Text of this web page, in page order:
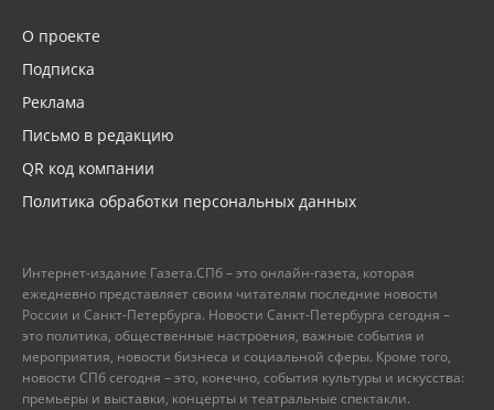
О проекте
Подписка
Реклама
Письмо в редакцию
QR код компании
Политика обработки персональных данных
Интернет-издание Газета.СПб – это онлайн-газета, которая
ежедневно представляет своим читателям последние новости
России и Санкт-Петербурга. Новости Санкт-Петербурга сегодня –
это политика, общественные настроения, важные события и
мероприятия, новости бизнеса и социальной сферы. Кроме того,
новости СПб сегодня – это, конечно, события культуры и искусства:
премьеры и выставки, концерты и театральные спектакли.